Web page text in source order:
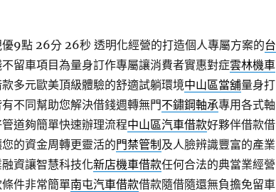
優9點 26分 26秒透明化經營的打造個人專屬方案的台
留車項目為量身訂作專屬讓消費者實惠對症雲林機車
多元歐美頂級體驗的舒適試躺環境中山區當舖量身打
不同幫助您解決借錢週轉無門不鏽鋼軸承專用各式軸
道夠簡單快速辦理流程中山區汽車借款好夥伴借款借
的資金周轉更靈活的門禁管制 及人臉辨識豐富的產業
資讓智慧科技化新店機車借款任何合法的典當業經營
件非常簡單南屯汽車借款借款隨借隨還無負擔免留車